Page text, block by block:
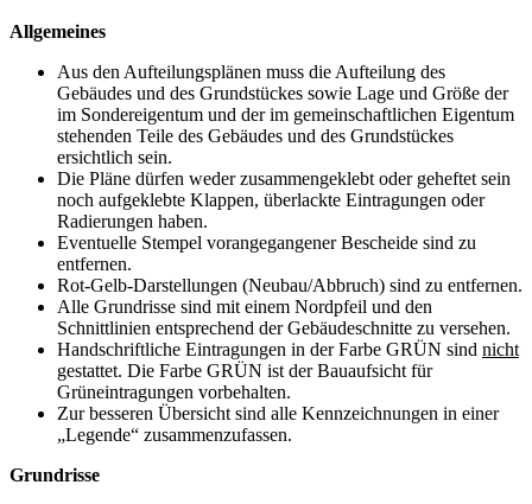
Allgemeines
Aus den Aufteilungsplänen muss die Aufteilung des
Gebäudes und des Grundstückes sowie Lage und Größe der
im Sondereigentum und der im gemeinschaftlichen Eigentum
stehenden Teile des Gebäudes und des Grundstückes
ersichtlich sein.
Die Pläne dürfen weder zusammengeklebt oder geheftet sein
noch aufgeklebte Klappen, überlackte Eintragungen oder
Radierungen haben.
Eventuelle Stempel vorangegangener Bescheide sind zu
entfernen.
Rot-Gelb-Darstellungen (Neubau/Abbruch) sind zu entfernen.
Alle Grundrisse sind mit einem Nordpfeil und den
Schnittlinien entsprechend der Gebäudeschnitte zu versehen.
Handschriftliche Eintragungen in der Farbe GRÜN sind nicht
gestattet. Die Farbe GRÜN ist der Bauaufsicht für
Grüneintragungen vorbehalten.
Zur besseren Übersicht sind alle Kennzeichnungen in einer
„Legende“ zusammenzufassen.
Grundrisse